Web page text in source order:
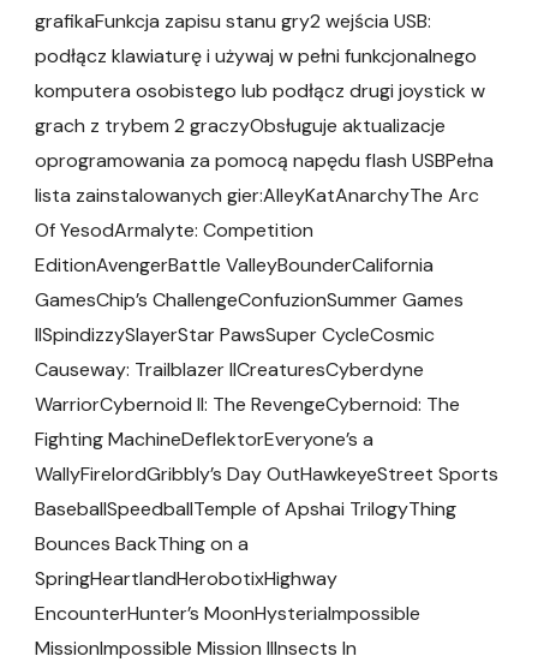
grafikaFunkcja zapisu stanu gry2 wejścia USB:
podłącz klawiaturę i używaj w pełni funkcjonalnego
komputera osobistego lub podłącz drugi joystick w
grach z trybem 2 graczyObsługuje aktualizacje
oprogramowania za pomocą napędu flash USBPełna
lista zainstalowanych gier:AlleyKatAnarchyThe Arc
Of YesodArmalyte: Competition
EditionAvengerBattle ValleyBounderCalifornia
GamesChip’s ChallengeConfuzionSummer Games
IISpindizzySlayerStar PawsSuper CycleCosmic
Causeway: Trailblazer IICreaturesCyberdyne
WarriorCybernoid II: The RevengeCybernoid: The
Fighting MachineDeflektorEveryone’s a
WallyFirelordGribbly’s Day OutHawkeyeStreet Sports
BaseballSpeedballTemple of Apshai TrilogyThing
Bounces BackThing on a
SpringHeartlandHerobotixHighway
EncounterHunter’s MoonHysteriaImpossible
MissionImpossible Mission IIInsects In